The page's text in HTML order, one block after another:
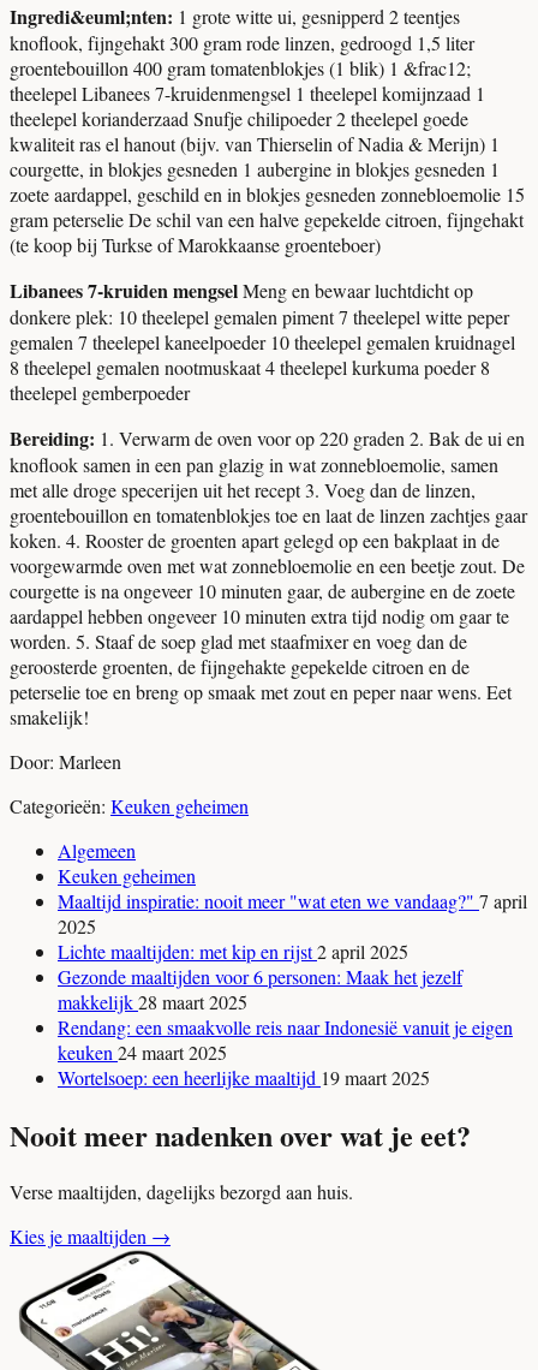
Ingredi&euml;nten: 1 grote witte ui, gesnipperd 2 teentjes
knoflook, fijngehakt 300 gram rode linzen, gedroogd 1,5 liter
groentebouillon 400 gram tomatenblokjes (1 blik) 1 &frac12;
theelepel Libanees 7-kruidenmengsel 1 theelepel komijnzaad 1
theelepel korianderzaad Snufje chilipoeder 2 theelepel goede
kwaliteit ras el hanout (bijv. van Thierselin of Nadia & Merijn) 1
courgette, in blokjes gesneden 1 aubergine in blokjes gesneden 1
zoete aardappel, geschild en in blokjes gesneden zonnebloemolie 15
gram peterselie De schil van een halve gepekelde citroen, fijngehakt
(te koop bij Turkse of Marokkaanse groenteboer)
Libanees 7-kruiden mengselMeng en bewaar luchtdicht op
donkere plek: 10 theelepel gemalen piment 7 theelepel witte peper
gemalen 7 theelepel kaneelpoeder 10 theelepel gemalen kruidnagel
8 theelepel gemalen nootmuskaat 4 theelepel kurkuma poeder 8
theelepel gemberpoeder
Bereiding: 1. Verwarm de oven voor op 220 graden 2. Bak de ui en
knoflook samen in een pan glazig in wat zonnebloemolie, samen
met alle droge specerijen uit het recept 3. Voeg dan de linzen,
groentebouillon en tomatenblokjes toe en laat de linzen zachtjes gaar
koken. 4. Rooster de groenten apart gelegd op een bakplaat in de
voorgewarmde oven met wat zonnebloemolie en een beetje zout. De
courgette is na ongeveer 10 minuten gaar, de aubergine en de zoete
aardappel hebben ongeveer 10 minuten extra tijd nodig om gaar te
worden. 5. Staaf de soep glad met staafmixer en voeg dan de
geroosterde groenten, de fijngehakte gepekelde citroen en de
peterselie toe en breng op smaak met zout en peper naar wens. Eet
smakelijk!
Door: Marleen
Categorieën: Keuken geheimen
Algemeen
Keuken geheimen
Maaltijd inspiratie: nooit meer "wat eten we vandaag?" 7 april
2025
Lichte maaltijden: met kip en rijst2 april 2025
Gezonde maaltijden voor 6 personen: Maak het jezelf
makkelijk28 maart 2025
Rendang: een smaakvolle reis naar Indonesië vanuit je eigen
keuken 24 maart 2025
Wortelsoep: een heerlijke maaltijd 19 maart 2025
Nooit meer nadenken over wat je eet?
Verse maaltijden, dagelijks bezorgd aan huis.
Kies je maaltijden →